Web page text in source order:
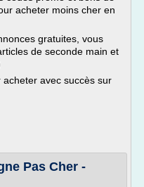
acheter moins cher en
gratuites, vous
de seconde main et
acheter avec succès sur
Pas Cher -